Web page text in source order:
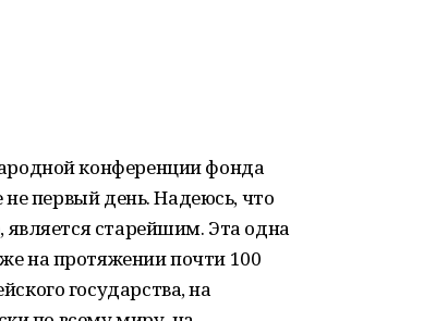
конференции фонда
не первый день. Надеюсь, что
является старейшим. Эта одна
на протяжении почти 100
государства, на